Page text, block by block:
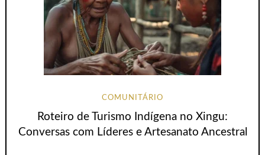
COMUNITÁRIO
Roteiro de Turismo Indígena no Xingu:
Conversas com Líderes e Artesanato Ancestral